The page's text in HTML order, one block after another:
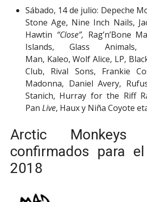
Sábado, 14 de julio: Depeche
Stone Age, Nine Inch Nails,
Hawtin “Close”, Rag’n’Bone
Islands, Glass
Man, Kaleo, Wolf Alice, LP,
Club, Rival Sons, Frankie
Madonna, Daniel Avery,
Stanich, Hurray for the Riff
Pan Live, Haux y Niña Coyote
Arctic Monkeys
confirmados para
2018